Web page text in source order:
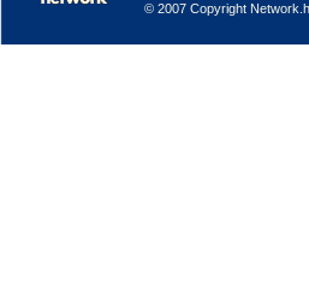
© 2007 Copyright